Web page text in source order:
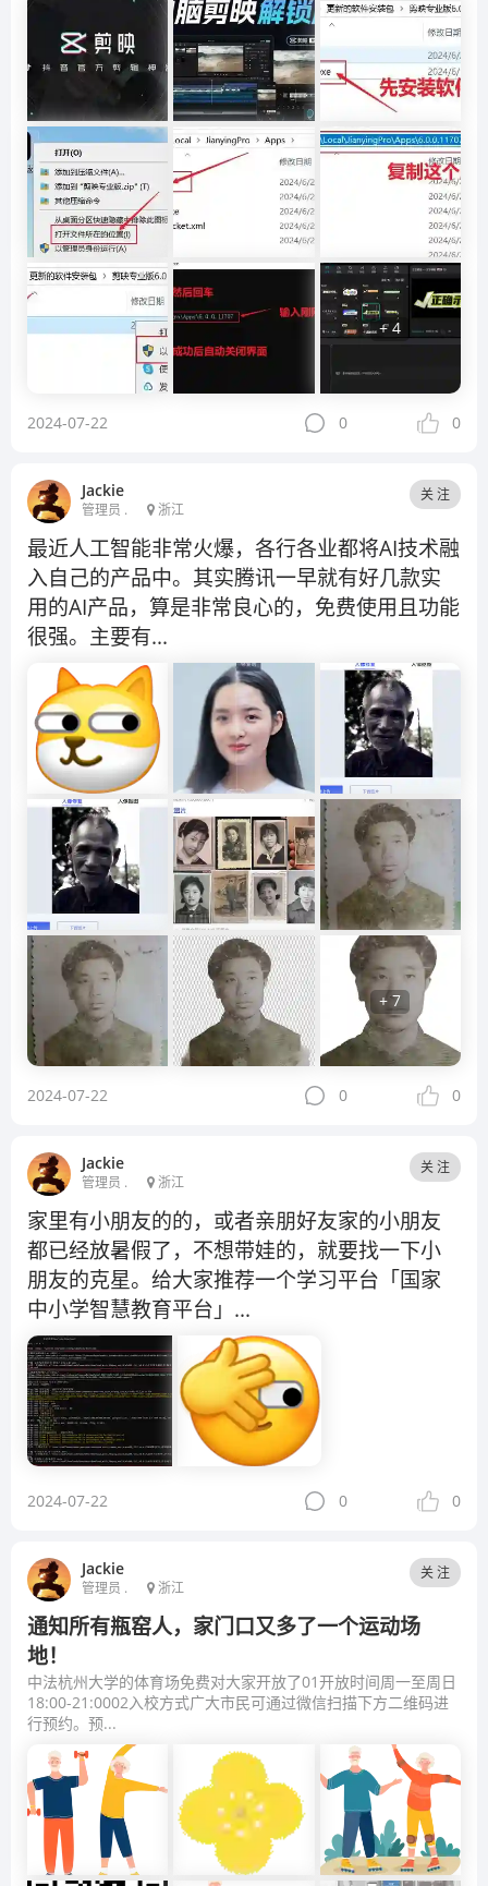
+ 4
2024-07-22 0 0
Jackie
管理员 . 浙江
关 注
最近人工智能非常火爆，各行各业都将AI技术融
入自己的产品中。其实腾讯一早就有好几款实
用的AI产品，算是非常良心的，免费使用且功能
很强。主要有...
+ 7
2024-07-22 0 0
Jackie
管理员 . 浙江
关 注
家里有小朋友的的，或者亲朋好友家的小朋友
都已经放暑假了，不想带娃的，就要找一下小
朋友的克星。给大家推荐一个学习平台「国家
中小学智慧教育平台」...
2024-07-22 0 0
Jackie
管理员 . 浙江
关 注
通知所有瓶窑人，家门口又多了一个运动场
地！
中法杭州大学的体育场免费对大家开放了01开放时间周一至周日
18:00-21:0002入校方式广大市民可通过微信扫描下方二维码进
行预约。预...